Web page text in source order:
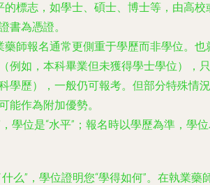
的標志，如學士、碩士、博士等，由高校
書為憑證。
藥師報名通常更側重于學歷而非學位。也
例如，本科畢業但未獲得學士學位），只
學歷），一般仍可報考。但部分特殊情況
能作為附加優勢。
，學位是“水平”；報名時以學歷為準，學
什么”，學位證明您“學得如何”。在執業藥